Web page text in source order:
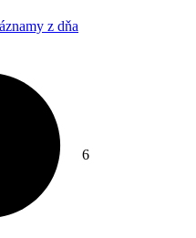
z dňa
6